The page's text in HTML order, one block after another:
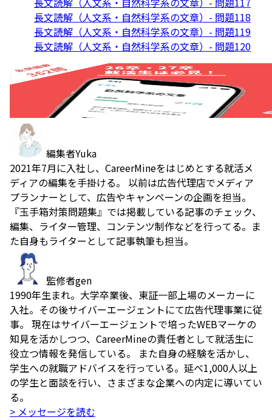
長文読解（人文系・自然科学系の文章）- 問題118
長文読解（人文系・自然科学系の文章）- 問題119
長文読解（人文系・自然科学系の文章）- 問題120
編集者Yuka
2021年7月に入社し、CareerMineをはじめとする就活メ
ディアの編集を手掛ける。 以前は広告代理店でメディア
プランナーとして、広告やキャンペーンの企画を担当。
『玉手箱対策問題集』では掲載している記事のチェック、
編集、ライター管理、コンテンツ制作などを行ってる。ま
た自身もライターとして記事執筆も担当。
監修者gen
1990年生まれ。大学卒業後、東証一部上場のメーカーに
入社。その後サイバーエージェントにて広告代理事業に従
事。 現在はサイバーエージェントで培ったWEBマーケの
知見を活かしつつ、CareerMineの責任者として就活生に
役立つ情報を発信している。 また自身の経験を活かし、
学生への就職アドバイスを行っている。延べ1,000人以上
の学生と面談を行い、さまざまな企業への内定に導いてい
る。
> メッセージを読む